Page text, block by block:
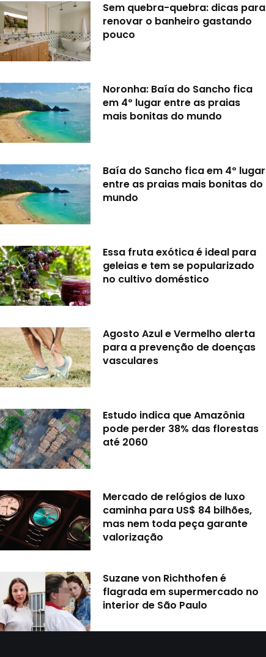
Sem quebra-quebra: dicas para
renovar o banheiro gastando
pouco
Noronha: Baía do Sancho fica
em 4º lugar entre as praias
mais bonitas do mundo
Baía do Sancho fica em 4º lugar
entre as praias mais bonitas do
mundo
Essa fruta exótica é ideal para
geleias e tem se popularizado
no cultivo doméstico
Agosto Azul e Vermelho alerta
para a prevenção de doenças
vasculares
Estudo indica que Amazônia
pode perder 38% das florestas
até 2060
Mercado de relógios de luxo
caminha para US$ 84 bilhões,
mas nem toda peça garante
valorização
Suzane von Richthofen é
flagrada em supermercado no
interior de São Paulo